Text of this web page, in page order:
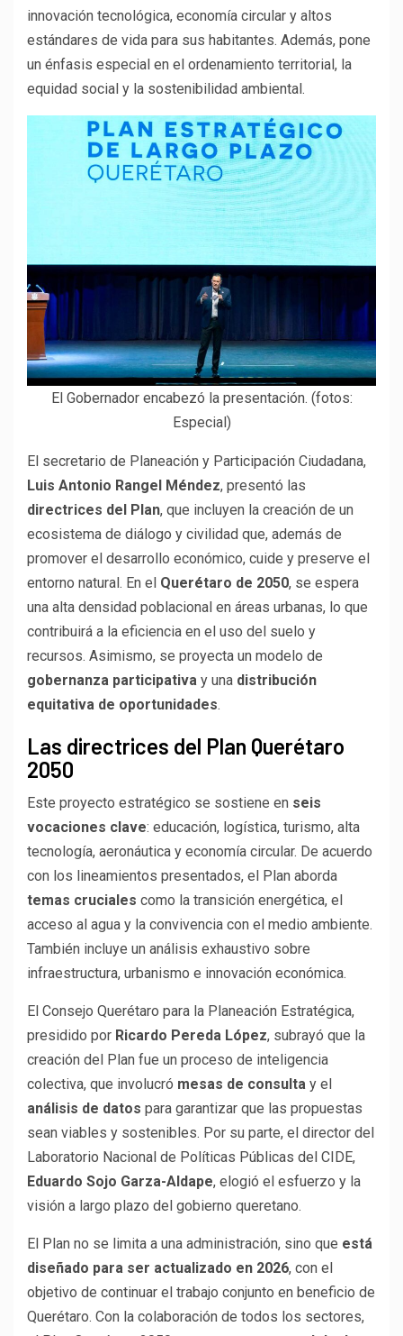
innovación tecnológica, economía circular y altos
estándares de vida para sus habitantes. Además, pone
un énfasis especial en el ordenamiento territorial, la
equidad social y la sostenibilidad ambiental.
El Gobernador encabezó la presentación. (fotos:
Especial)
El secretario de Planeación y Participación Ciudadana,
Luis Antonio Rangel Méndez, presentó las
directrices del Plan, que incluyen la creación de un
ecosistema de diálogo y civilidad que, además de
promover el desarrollo económico, cuide y preserve el
entorno natural. En el Querétaro de 2050, se espera
una alta densidad poblacional en áreas urbanas, lo que
contribuirá a la eficiencia en el uso del suelo y
recursos. Asimismo, se proyecta un modelo de
gobernanza participativa y una distribución
equitativa de oportunidades.
Las directrices del Plan Querétaro
2050
Este proyecto estratégico se sostiene en seis
vocaciones clave: educación, logística, turismo, alta
tecnología, aeronáutica y economía circular. De acuerdo
con los lineamientos presentados, el Plan aborda
temas cruciales como la transición energética, el
acceso al agua y la convivencia con el medio ambiente.
También incluye un análisis exhaustivo sobre
infraestructura, urbanismo e innovación económica.
El Consejo Querétaro para la Planeación Estratégica,
presidido por Ricardo Pereda López, subrayó que la
creación del Plan fue un proceso de inteligencia
colectiva, que involucró mesas de consulta y el
análisis de datos para garantizar que las propuestas
sean viables y sostenibles. Por su parte, el director del
Laboratorio Nacional de Políticas Públicas del CIDE,
Eduardo Sojo Garza-Aldape, elogió el esfuerzo y la
visión a largo plazo del gobierno queretano.
El Plan no se limita a una administración, sino que está
diseñado para ser actualizado en 2026, con el
objetivo de continuar el trabajo conjunto en beneficio de
Querétaro. Con la colaboración de todos los sectores,